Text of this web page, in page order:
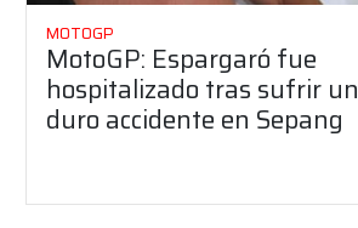
MOTOGP
MotoGP: Espargaró fue
hospitalizado tras sufrir un
duro accidente en Sepang